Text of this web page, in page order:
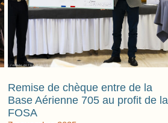
Remise de chèque entre de la
Base Aérienne 705 au profit de la
FOSA